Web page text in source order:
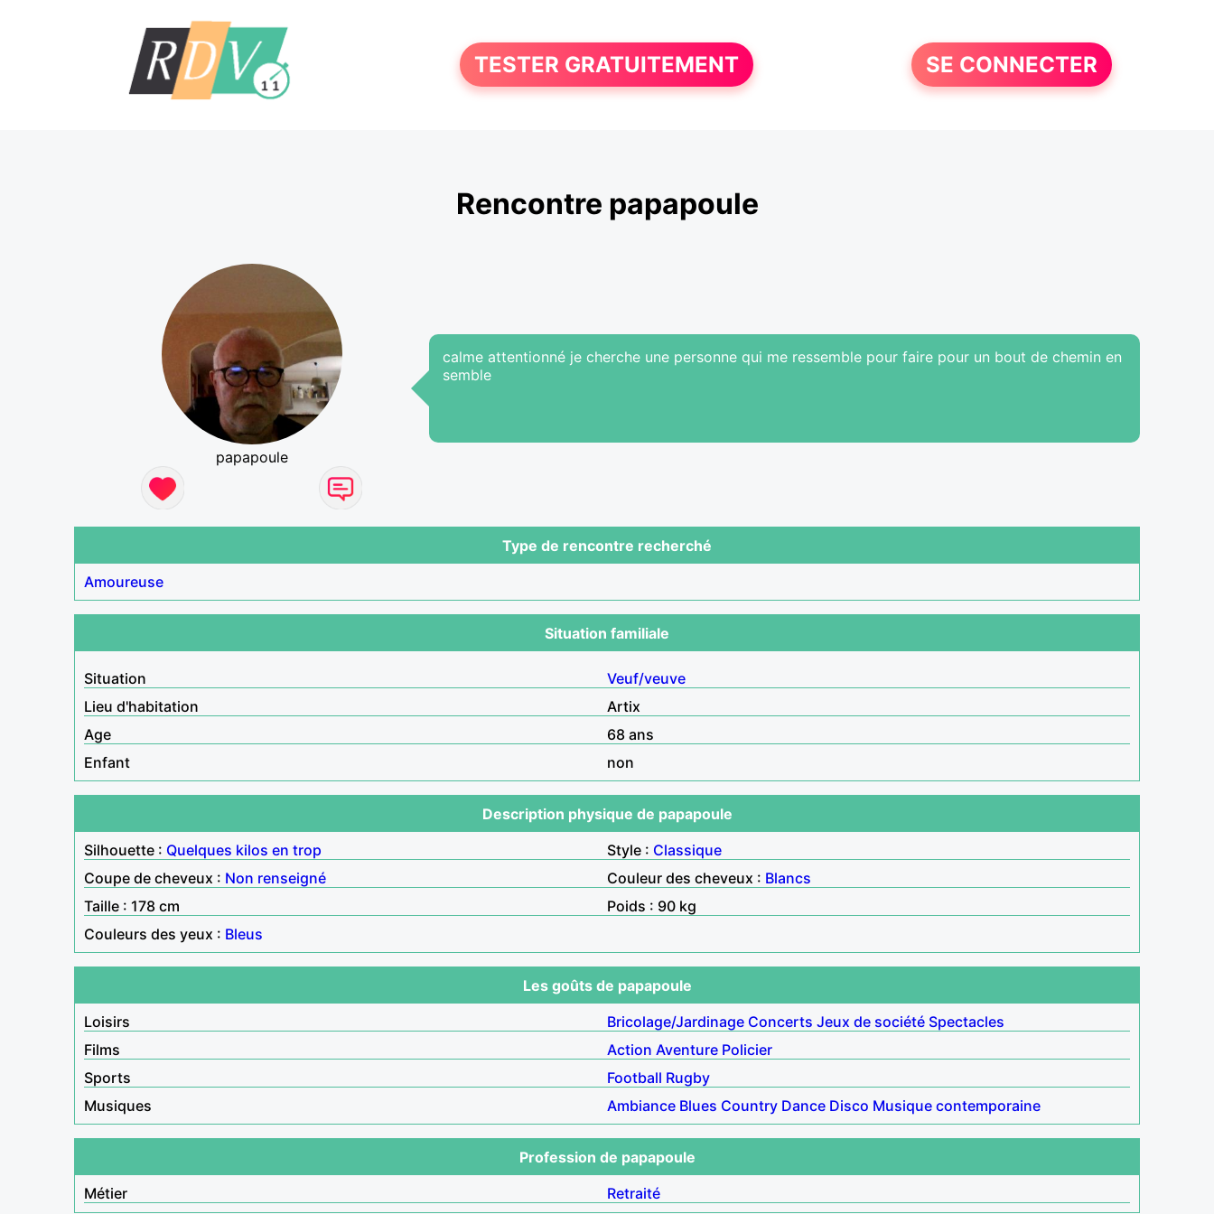
TESTER GRATUITEMENT SE CONNECTER
Rencontre papapoule
papapoule
calme attentionné je cherche une personne qui me ressemble pour faire pour un bout de chemin en
semble
Type de rencontre recherché
Amoureuse
Situation familiale
Situation
Veuf/veuve
Lieu d'habitation
Artix
Age
68 ans
Enfant
non
Description physique de papapoule
Silhouette : Quelques kilos en trop Style : Classique
Coupe de cheveux : Non renseigné Couleur des cheveux : Blancs
Taille : 178 cm
Poids : 90 kg
Couleurs des yeux : Bleus
Les goûts de papapoule
Loisirs
Bricolage/Jardinage Concerts Jeux de société Spectacles
Films
Action Aventure Policier
Sports
Football Rugby
Musiques
Ambiance Blues Country Dance Disco Musique contemporaine
Profession de papapoule
Métier
Retraité